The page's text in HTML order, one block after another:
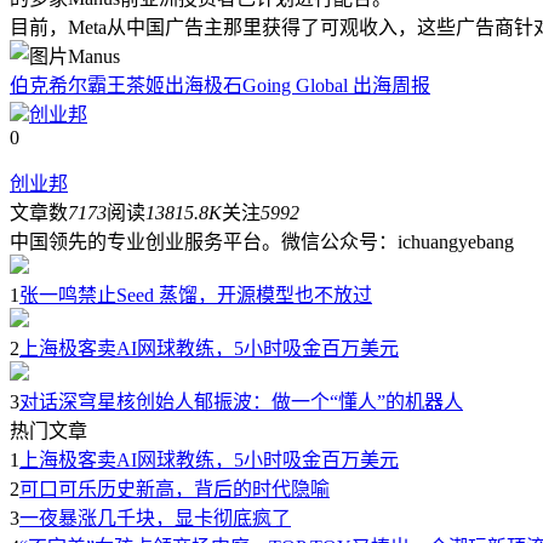
目前，Meta从中国广告主那里获得了可观收入，这些广告商针
Manus
伯克希尔霸王茶姬出海极石Going Global 出海周报
创业邦
0
创业邦
文章数7173阅读13815.8K关注5992
中国领先的专业创业服务平台。微信公众号：ichuangyebang
1 张一鸣禁止Seed 蒸馏，开源模型也不放过
2 上海极客卖AI网球教练，5小时吸金百万美元
3对话深穹星核创始人郁振波：做一个“懂人”的机器人
热门文章
1
上海极客卖AI网球教练，5小时吸金百万美元
2可口可乐历史新高，背后的时代隐喻
3一夜暴涨几千块，显卡彻底疯了